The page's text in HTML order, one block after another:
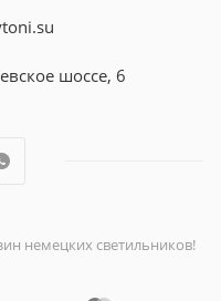
шоссе, 6
немецких светильников!